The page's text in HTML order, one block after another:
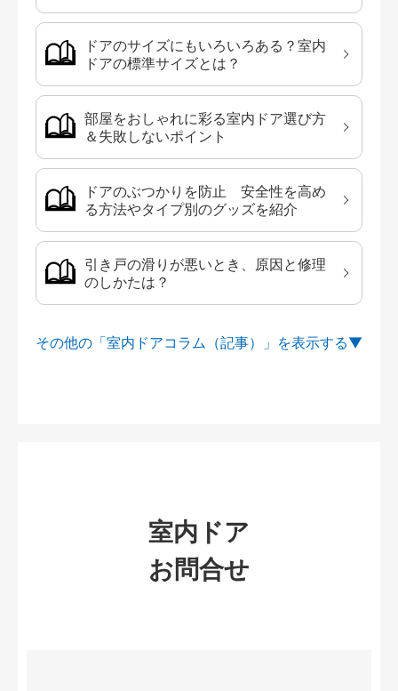
ドアのサイズにもいろいろある？室内
ドアの標準サイズとは？
部屋をおしゃれに彩る室内ドア選び方
＆失敗しないポイント
ドアのぶつかりを防止 安全性を高め
る方法やタイプ別のグッズを紹介
引き戸の滑りが悪いとき、原因と修理
のしかたは？
その他の「室内ドアコラム（記事）」を
室内ドア
お問合せ